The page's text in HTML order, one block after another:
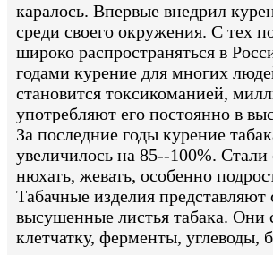
каралось. Впервые внедрил
среди своего окружения. С тех
широко распространяться в
годами курение для многих
становится токсикоманией,
употребляют его постоянно в
За последние годы курение
увеличилось на 85--100%. Стали
нюхать, жевать, особенно
Табачные изделия представляют
высушенные листья табака. Они
клетчатку, ферменты, углеводы,